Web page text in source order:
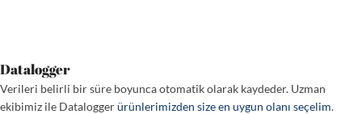
Datalogger
Verileri belirli bir süre boyunca otomatik olarak kaydeder. Uzman
ekibimiz ile Dataloggerürünlerimizden size en uygun olanı seçelim.